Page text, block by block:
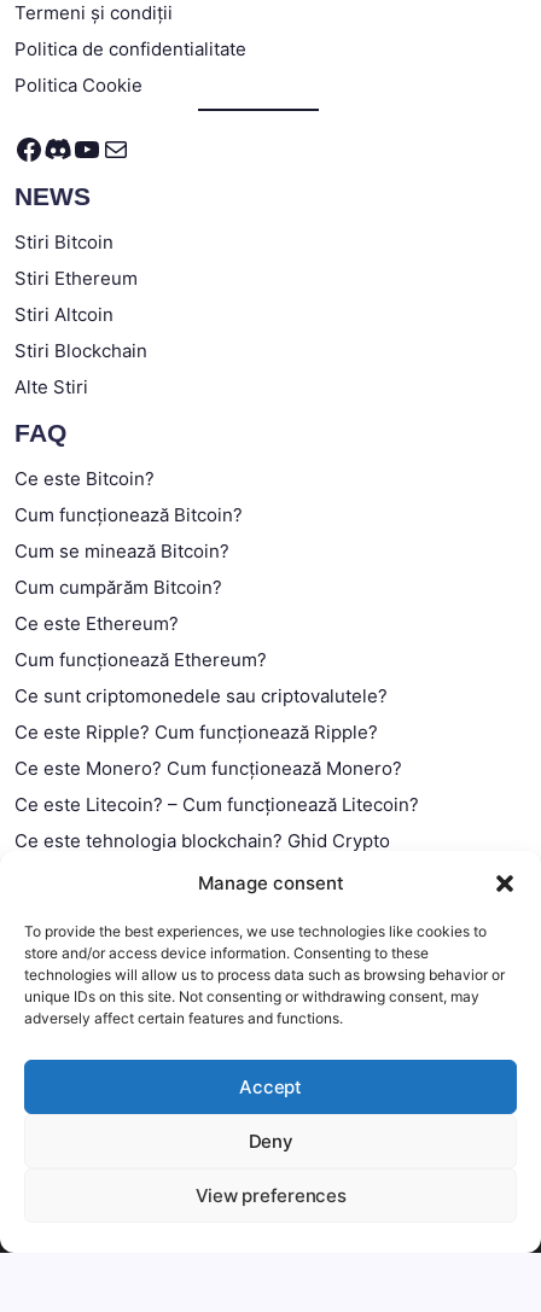
Manage consent
To provide the best experiences, we use technologies like cookies to
store and/or access device information. Consenting to these
technologies will allow us to process data such as browsing behavior or
unique IDs on this site. Not consenting or withdrawing consent, may
adversely affect certain features and functions.
Accept
Deny
View preferences
Termeni și condiții
Politica de confidentialitate
Politica Cookie
Facebook
Discord
YouTube
Mail
NEWS
Stiri Bitcoin
Stiri Ethereum
Stiri Altcoin
Stiri Blockchain
Alte Stiri
FAQ
Ce este Bitcoin?
Cum funcționează Bitcoin?
Cum se minează Bitcoin?
Cum cumpărăm Bitcoin?
Ce este Ethereum?
Cum funcționează Ethereum?
Ce sunt criptomonedele sau criptovalutele?
Ce este Ripple? Cum funcționează Ripple?
Ce este Monero? Cum funcționează Monero?
Ce este Litecoin? – Cum funcționează Litecoin?
Ce este tehnologia blockchain? Ghid Crypto
Ce este contractul smart?
This website uses cookies to improve your experience. We'll